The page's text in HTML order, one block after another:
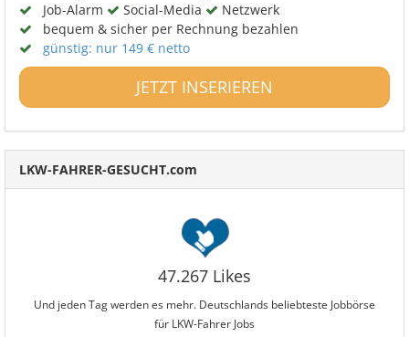
Job-Alarm
Social-Media
Netzwerk
bequem & sicher per Rechnung bezahlen
günstig: nur 149 € netto
JETZT INSERIEREN
LKW-FAHRER-GESUCHT.com
47.267 Likes
Und jeden Tag werden es mehr. Deutschlands beliebteste Jobbörse
für LKW-Fahrer Jobs